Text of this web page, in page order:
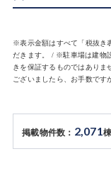
※表示金額はすべて「税抜き
だきます。 / ※駐車場は建物
きを保証するものではあり
ございましたら、お手数です
掲載物件数： 2,071棟